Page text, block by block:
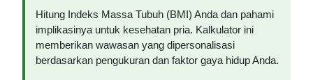
Hitung Indeks Massa Tubuh (BMI) Anda dan pahami
implikasinya untuk kesehatan pria. Kalkulator ini
memberikan wawasan yang dipersonalisasi
berdasarkan pengukuran dan faktor gaya hidup Anda.